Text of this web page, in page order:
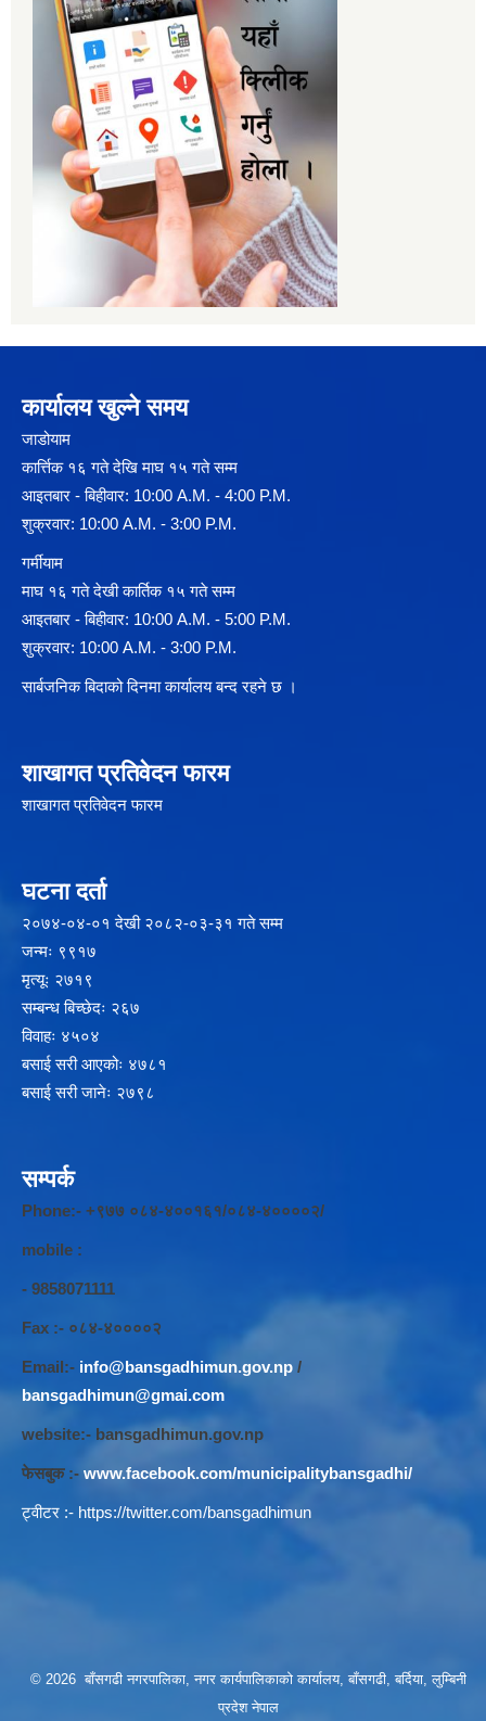
कार्यालय खुल्ने समय
जाडोयाम
कार्त्तिक १६ गते देखि माघ १५ गते सम्म
आइतबार - बिहीवार: 10:00 A.M. - 4:00 P.M.
शुक्रवार: 10:00 A.M. - 3:00 P.M.
गर्मीयाम
माघ १६ गते देखी कार्तिक १५ गते सम्म
आइतबार - बिहीवार: 10:00 A.M. - 5:00 P.M.
शुक्रवार: 10:00 A.M. - 3:00 P.M.
सार्बजनिक बिदाको दिनमा कार्यालय बन्द रहने छ ।
शाखागत प्रतिवेदन फारम
शाखागत प्रतिवेदन फारम
घटना दर्ता
२‍०७४-०४-०१ देखी २०८२-०३-३१ गते सम्म
जन्मः ९९१७
मृत्यूः २७१९
सम्बन्ध बिच्छेदः २६७
विवाहः ४५०४
बसाई सरी आएकोः ४७८१
बसाई सरी जानेः २७९८
सम्पर्क
Phone:- +९७७ ०८४-४००१६१/०८४-४००००२/
mobile :
- 9858071111
Fax :- ०८४-४००००२
Email:- info@bansgadhimun.gov.np /
bansgadhimun@gmai.com
website:- bansgadhimun.gov.np
फेसबुक :- www.facebook.com/municipalitybansgadhi/
ट्वीटर :- https://twitter.com/bansgadhimun
© 2026 बाँसगढी नगरपालिका, नगर कार्यपालिकाकाे कार्यालय, बाँसगढी, बर्दिया, लुम्बिनी
प्रदेश नेपाल